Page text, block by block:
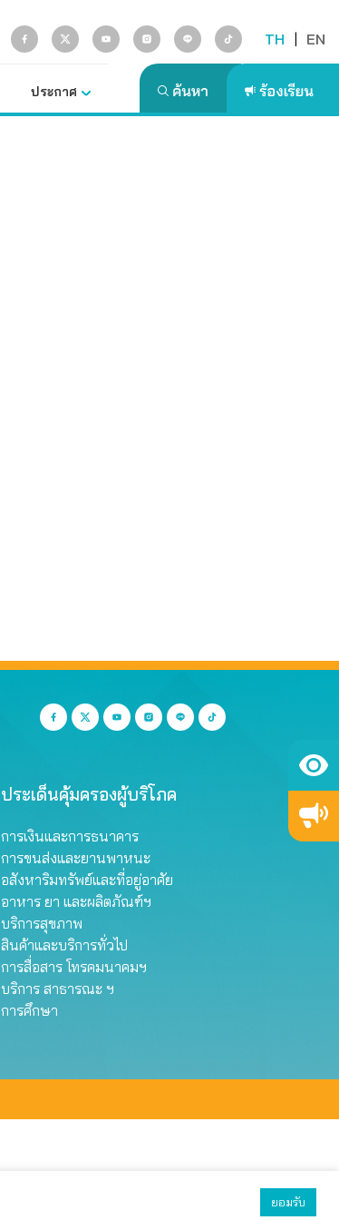
TH | EN
ประกาศ
ประเด็นคุ้มครองผู้บริโภค
การเงินและการธนาคาร
การขนส่งและยานพาหนะ
อสังหาริมทรัพย์และที่อยู่อาศัย
อาหาร ยา และผลิตภัณฑ์ฯ
บริการสุขภาพ
สินค้าและบริการทั่วไป
การสื่อสาร โทรคมนาคมฯ
บริการ สาธารณะ ฯ
การศึกษา
ยอมรับ